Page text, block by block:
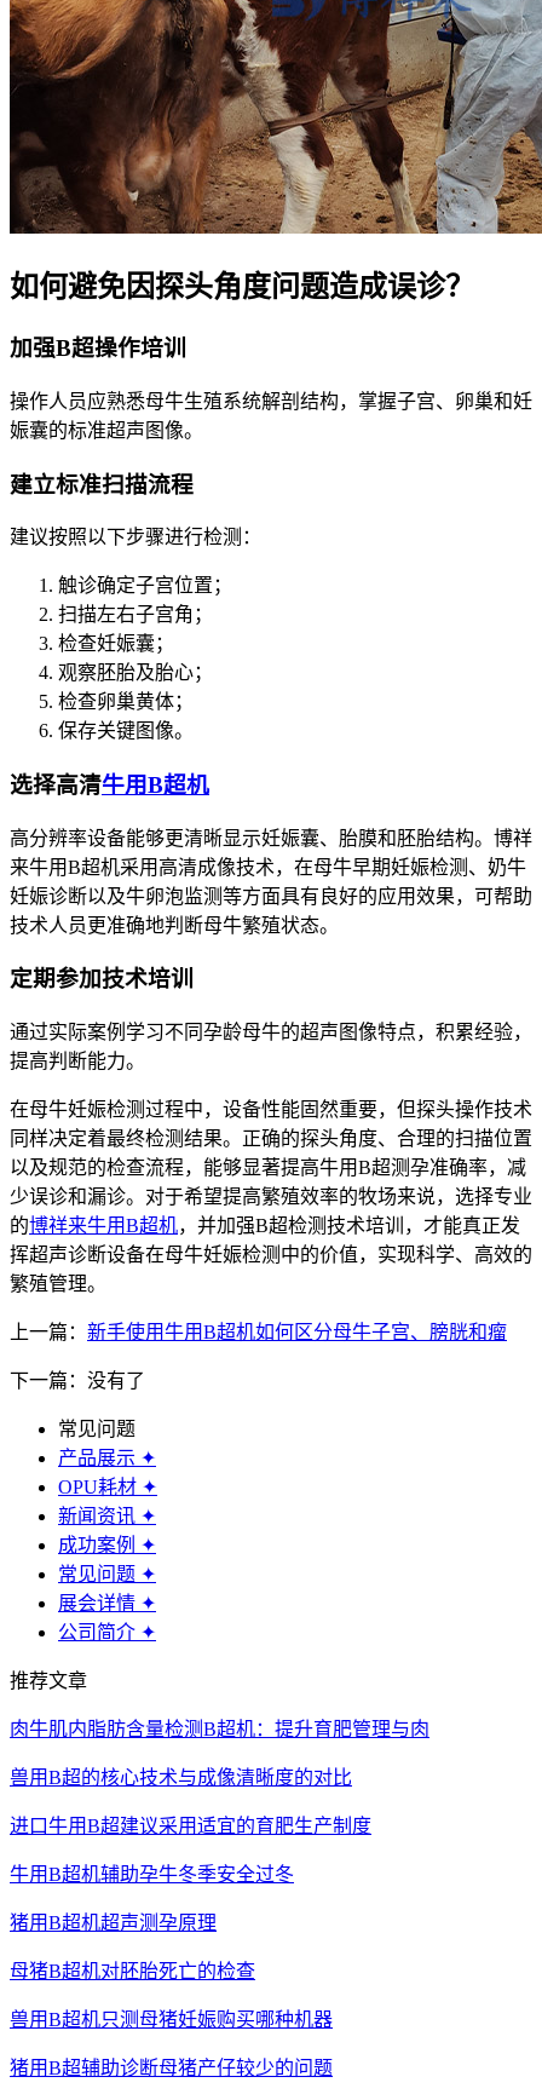
如何避免因探头角度问题造成误诊？
加强B超操作培训
操作人员应熟悉母牛生殖系统解剖结构，掌握子宫、卵巢和妊
娠囊的标准超声图像。
建立标准扫描流程
建议按照以下步骤进行检测：
触诊确定子宫位置；
扫描左右子宫角；
检查妊娠囊；
观察胚胎及胎心；
检查卵巢黄体；
保存关键图像。
选择高清牛用B超机
高分辨率设备能够更清晰显示妊娠囊、胎膜和胚胎结构。博祥
来牛用B超机采用高清成像技术，在母牛早期妊娠检测、奶牛
妊娠诊断以及牛卵泡监测等方面具有良好的应用效果，可帮助
技术人员更准确地判断母牛繁殖状态。
定期参加技术培训
通过实际案例学习不同孕龄母牛的超声图像特点，积累经验，
提高判断能力。
在母牛妊娠检测过程中，设备性能固然重要，但探头操作技术
同样决定着最终检测结果。正确的探头角度、合理的扫描位置
以及规范的检查流程，能够显著提高牛用B超测孕准确率，减
少误诊和漏诊。对于希望提高繁殖效率的牧场来说，选择专业
的博祥来牛用B超机，并加强B超检测技术培训，才能真正发
挥超声诊断设备在母牛妊娠检测中的价值，实现科学、高效的
繁殖管理。
上一篇： 新手使用牛用B超机如何区分母牛子宫、膀胱和瘤
下一篇：没有了
常见问题
产品展示 ✦
OPU耗材 ✦
新闻资讯 ✦
成功案例 ✦
常见问题 ✦
展会详情 ✦
公司简介 ✦
推荐文章
肉牛肌内脂肪含量检测B超机：提升育肥管理与肉
兽用B超的核心技术与成像清晰度的对比
进口牛用B超建议采用适宜的育肥生产制度
牛用B超机辅助孕牛冬季安全过冬
猪用B超机超声测孕原理
母猪B超机对胚胎死亡的检查
兽用B超机只测母猪妊娠购买哪种机器
猪用B超辅助诊断母猪产仔较少的问题